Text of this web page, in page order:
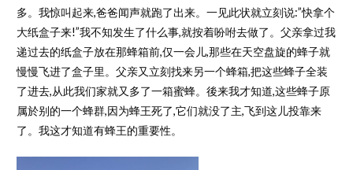
多。我惊叫起来,爸爸闻声就跑了出来。一见此状就立刻说:”快拿个
大纸盒子来!”我不知发生了什么事,就按着吩咐去做了。父亲拿过我
递过去的纸盒子放在那蜂箱前,仅一会儿,那些在天空盘旋的蜂子就
慢慢飞进了盒子里。父亲又立刻找来另一个蜂箱,把这些蜂子全装
了进去,从此我们家就又多了一箱蜜蜂。後来我才知道,这些蜂子原
属於别的一个蜂群,因为蜂王死了,它们就没了主,飞到这儿投靠来
了。我这才知道有蜂王的重要性。